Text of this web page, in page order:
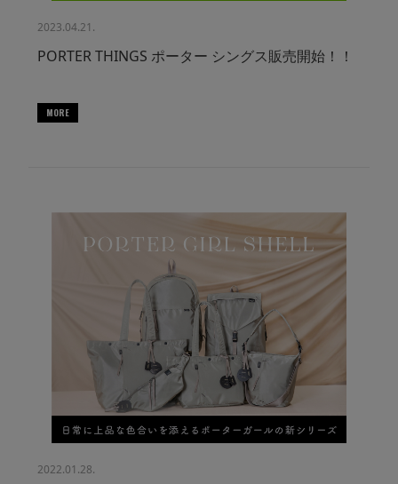
2023.04.21.
PORTER THINGS ポーター シングス販売開始！！
MORE
2022.01.28.